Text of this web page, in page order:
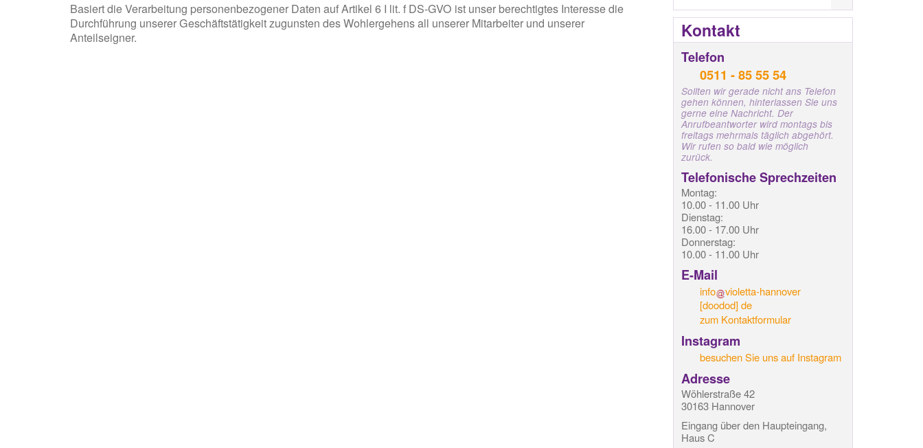
Basiert die Verarbeitung personenbezogener Daten auf Artikel 6 I lit. f DS-GVO ist unser berechtigtes Interesse die
Durchführung unserer Geschäftstätigkeit zugunsten des Wohlergehens all unserer Mitarbeiter und unserer
Anteilseigner.
Kontakt
Telefon
0511 - 85 55 54
Sollten wir gerade nicht ans Telefon
gehen können, hinterlassen Sie uns
gerne eine Nachricht. Der
Anrufbeantworter wird montags bis
freitags mehrmals täglich abgehört.
Wir rufen so bald wie möglich
zurück.
Telefonische Sprechzeiten
Montag:
10.00 - 11.00 Uhr
Dienstag:
16.00 - 17.00 Uhr
Donnerstag:
10.00 - 11.00 Uhr
E-Mail
info
violetta-hannover
[doodod] de
zum Kontaktformular
Instagram
besuchen Sie uns auf Instagram
Adresse
Wöhlerstraße 42
30163 Hannover
Eingang über den Haupteingang,
Haus C